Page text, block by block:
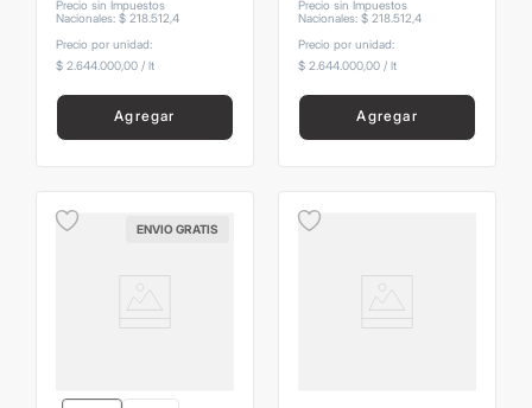
Precio sin Impuestos
Nacionales: $ 218.512 4
Precio por unidad:
$ 2.644.000,00/ lt
Agregar
Precio sin Impuestos
Nacionales: $ 218512 4
Precio por unidad:
$ 2.644.000,00 / lt
Agregar
ENVIO GRATIS